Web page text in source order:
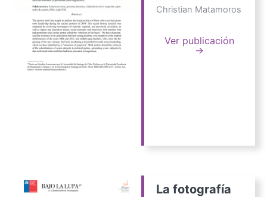
Christian Matamoros
Ver publicación
→
La fotografía